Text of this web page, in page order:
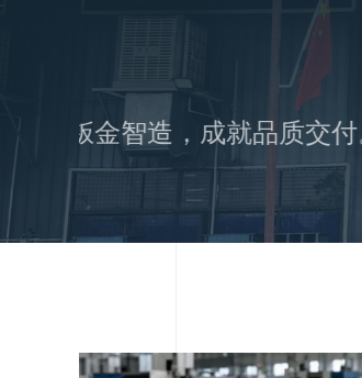
钣金智造，成就品质交付。